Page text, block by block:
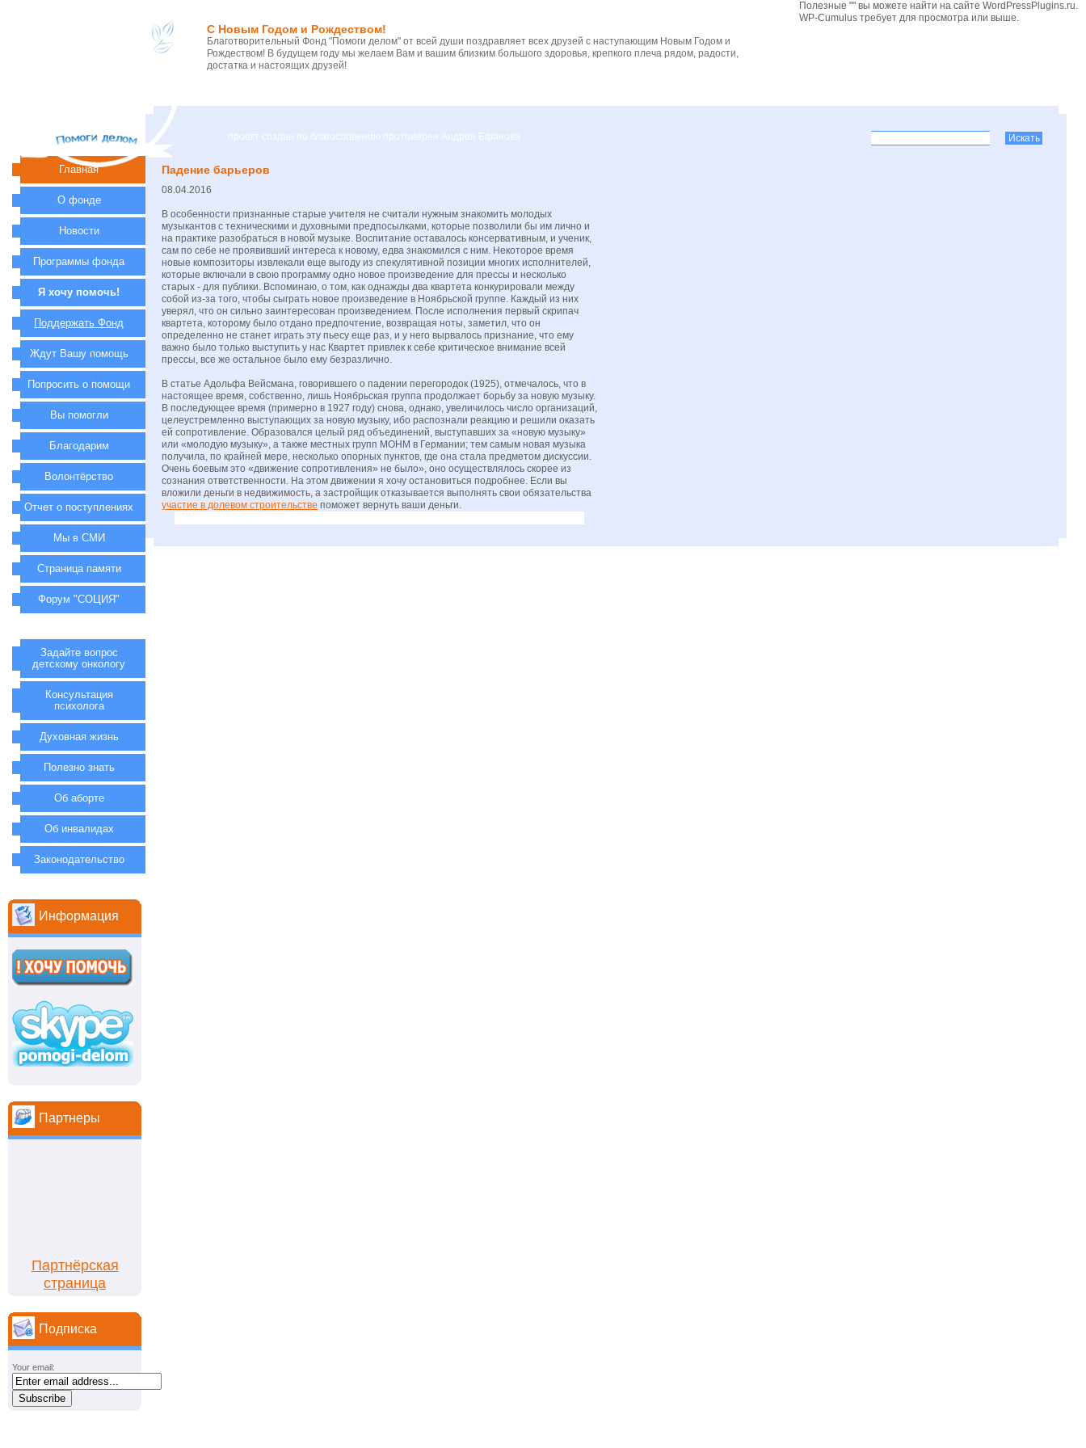
С Новым Годом и Рождеством!
Благотворительный Фонд "Помоги делом" от всей души поздравляет всех друзей с наступающим Новым Годом и
Рождеством! В будущем году мы желаем Вам и вашим близким большого здоровья, крепкого плеча рядом, радости,
достатка и настоящих друзей!
Полезные "" вы можете найти на сайте WordPressPlugins.ru.
WP-Cumulus требует для просмотра или выше.
проект создан по благословению протоиерея Андрея Ефанова
Падение барьеров
08.04.2016
В особенности признанные старые учителя не считали нужным знакомить молодых
музыкантов с техническими и духовными предпосылками, которые позволили бы им лично и
на практике разобраться в новой музыке. Воспитание оставалось консервативным, и ученик,
сам по себе не проявивший интереса к новому, едва знакомился с ним. Некоторое время
новые композиторы извлекали еще выгоду из спекулятивной позиции многих исполнителей,
которые включали в свою программу одно новое произведение для прессы и несколько
старых - для публики. Вспоминаю, о том, как однажды два квартета конкурировали между
собой из-за того, чтобы сыграть новое произведение в Ноябрьской группе. Каждый из них
уверял, что он сильно заинтересован произведением. После исполнения первый скрипач
квартета, которому было отдано предпочтение, возвращая ноты, заметил, что он
определенно не станет играть эту пьесу еще раз, и у него вырвалось признание, что ему
важно было только выступить у нас Квартет привлек к себе критическое внимание всей
прессы, все же остальное было ему безразлично.
В статье Адольфа Вейсмана, говорившего о падении перегородок (1925), отмечалось, что в
настоящее время, собственно, лишь Ноябрьская группа продолжает борьбу за новую музыку.
В последующее время (примерно в 1927 году) снова, однако, увеличилось число организаций,
целеустремленно выступающих за новую музыку, ибо распознали реакцию и решили оказать
ей сопротивление. Образовался целый ряд объединений, выступавших за «новую музыку»
или «молодую музыку», а также местных групп МОНМ в Германии; тем самым новая музыка
получила, по крайней мере, несколько опорных пунктов, где она стала предметом дискуссии.
Очень боевым это «движение сопротивления» не было», оно осуществлялось скорее из
сознания ответственности. На этом движении я хочу остановиться подробнее. Если вы
вложили деньги в недвижимость, а застройщик отказывается выполнять свои обязательства
участие в долевом строительстве поможет вернуть ваши деньги.
Главная
О фонде
Новости
Программы фонда
Я хочу помочь!
Поддержать Фонд
Ждут Вашу помощь
Попросить о помощи
Вы помогли
Благодарим
Волонтёрство
Отчет о поступлениях
Мы в СМИ
Страница памяти
Форум "СОЦИЯ"
Задайте вопрос
детскому онкологу
Консультация
психолога
Духовная жизнь
Полезно знать
Об аборте
Об инвалидах
Законодательство
Информация
Партнеры
Партнёрская
страница
Подписка
Your email: